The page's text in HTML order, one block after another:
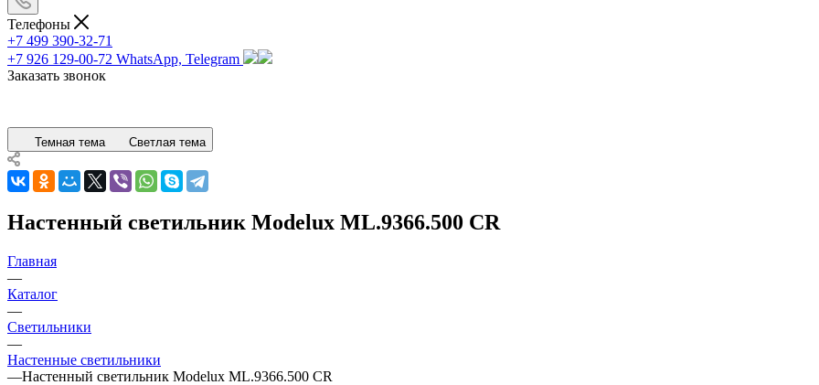
Телефоны
+7 499 390-32-71
+7 926 129-00-72 WhatsApp, Telegram
Заказать звонок
Темная тема Светлая тема
Настенный светильник Modelux ML.9366.500 CR
Главная
—
Каталог
—
Светильники
—
Настенные светильники
—Настенный светильник Modelux ML.9366.500 CR